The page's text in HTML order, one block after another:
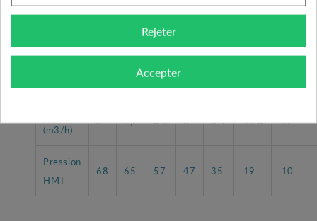
154515
immergée SR
TRI
3.5
Tableau des performances
(m3/h)
0 1,2 3.6 6 8.4 10.8 12
Pression
HMT
68 65 57 47 35 19 10
Rejeter
Accepter